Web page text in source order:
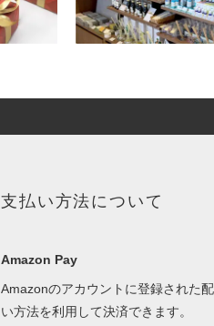
支払い方法について
Amazon Pay
Amazonのアカウントに登録された
い方法を利用して決済できます。